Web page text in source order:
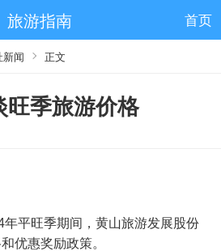
旅游指南 首页
闻 正文
旺季旅游价格
平旺季期间， 黄山旅游发展股份
优惠奖励政策。